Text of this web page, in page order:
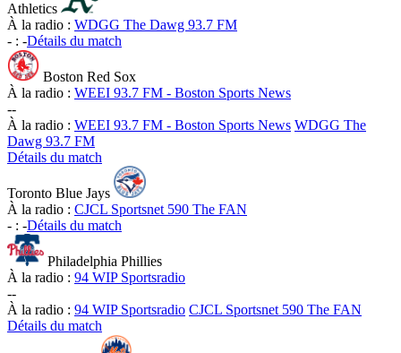
Athletics
À la radio : WDGG The Dawg 93.7 FM
- : -Détails du match
Boston Red Sox
À la radio : WEEI 93.7 FM - Boston Sports News
--
À la radio : WEEI 93.7 FM - Boston Sports News WDGG The
Dawg 93.7 FM
Détails du match
Toronto Blue Jays
À la radio : CJCL Sportsnet 590 The FAN
- : -Détails du match
Philadelphia Phillies
À la radio : 94 WIP Sportsradio
--
À la radio : 94 WIP Sportsradio CJCL Sportsnet 590 The FAN
Détails du match